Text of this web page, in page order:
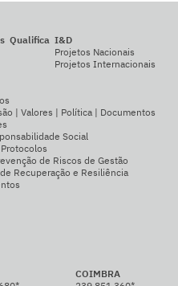
Qualifica I&D
Projetos Nacionais
Projetos Internacionais
| Valores | Política | Documentos
Social
de Riscos de Gestão
Recuperação e Resiliência
COIMBRA